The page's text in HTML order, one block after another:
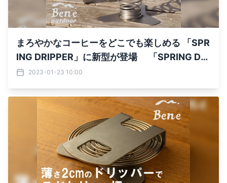
まろやかなコーヒーをどこでも楽しめる 「SPR
ING DRIPPER」に新型が登場 「SPRING DRI
PPER M」が2/1(水)に予約販売開始
2023-01-23 10:00